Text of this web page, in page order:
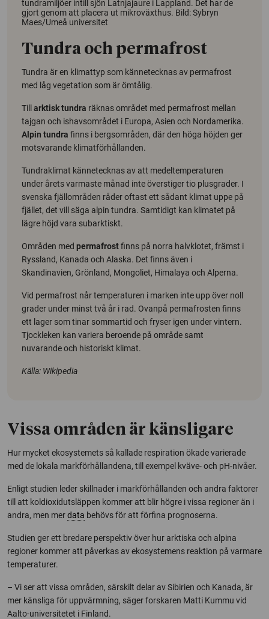
tundramiljöer intill sjön Latnjajaure i Lappland. Det har de
gjort genom att placera ut mikroväxthus. Bild: Sybryn
Maes/Umeå universitet
Tundra och permafrost
Tundra är en klimattyp som kännetecknas av permafrost
med låg vegetation som är ömtålig.
Till arktisk tundra räknas området med permafrost mellan
tajgan och ishavsområdet i Europa, Asien och Nordamerika.
Alpin tundra finns i bergsområden, där den höga höjden ger
motsvarande klimatförhållanden.
Tundraklimat kännetecknas av att medeltemperaturen
under årets varmaste månad inte överstiger tio plusgrader. I
svenska fjällområden råder oftast ett sådant klimat uppe på
fjället, det vill säga alpin tundra. Samtidigt kan klimatet på
lägre höjd vara subarktiskt.
Områden med permafrostfinns på norra halvklotet, främst i
Ryssland, Kanada och Alaska. Det finns även i
Skandinavien, Grönland, Mongoliet, Himalaya och Alperna.
Vid permafrost når temperaturen i marken inte upp över noll
grader under minst två år i rad. Ovanpå permafrosten finns
ett lager som tinar sommartid och fryser igen under vintern.
Tjockleken kan variera beroende på område samt
nuvarande och historiskt klimat.
Källa: Wikipedia
Vissa områden är känsligare
Hur mycket ekosystemets så kallade respiration ökade varierade
med de lokala markförhållandena, till exempel kväve- och pH-nivåer.
Enligt studien leder skillnader i markförhållanden och andra faktorer
till att koldioxidutsläppen kommer att blir högre i vissa regioner än i
andra, men merdata behövs för att förfina prognoserna.
Studien ger ett bredare perspektiv över hur arktiska och alpina
regioner kommer att påverkas av ekosystemens reaktion på varmare
temperaturer.
– Vi ser att vissa områden, särskilt delar av Sibirien och Kanada, är
mer känsliga för uppvärmning, säger forskaren Matti Kummu vid
Aalto-universitetet i Finland.